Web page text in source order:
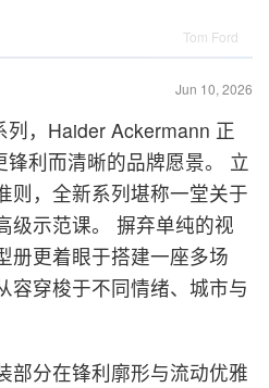
Tom Ford
Jun 10, 2026
，Haider Ackermann 正
利而清晰的品牌愿景。
立
则，全新系列堪称一堂关于
示范课。
摒弃单纯的视
册更着眼于搭建一座多场
容穿梭于不同情绪、城市与
部分在锋利廓形与流动优雅